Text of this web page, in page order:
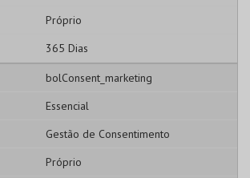
Próprio
365 Dias
bolConsent_marketing
Essencial
Gestão de Consentimento
Próprio